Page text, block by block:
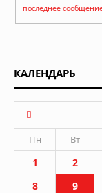
последнее
КАЛЕНДАРЬ
Пн
Вт
1 2
8
9